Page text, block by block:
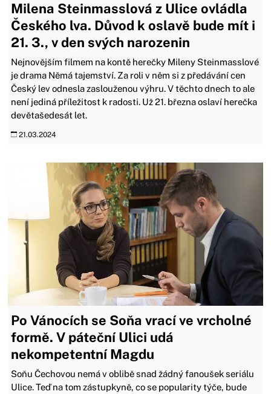
Milena Steinmasslová z Ulice ovládla
Českého lva. Důvod k oslavě bude mít i
21. 3., v den svých narozenin
Nejnovějším filmem na kontě herečky Mileny Steinmasslové
je drama Němá tajemství. Za roli v něm si z předávání cen
Český lev odnesla zaslouženou výhru. V těchto dnech to ale
není jediná příležitost k radosti. Už 21. března oslaví herečka
devětašedesát let.
21.03.2024
Po Vánocích se Soňa vrací ve vrcholné
formě. V páteční Ulici udá
nekompetentní Magdu
Soňu Čechovou nemá v oblibě snad žádný fanoušek seriálu
Ulice. Teď na tom zástupkyně, co se popularity týče, bude